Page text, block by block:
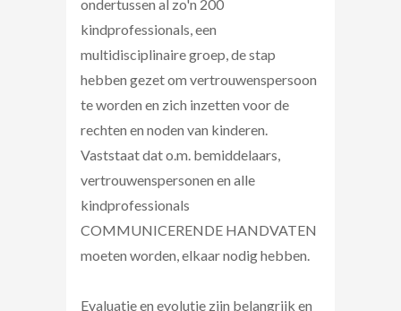
ondertussen al zo'n 200
kindprofessionals, een
multidisciplinaire groep, de stap
hebben gezet om vertrouwenspersoon
te worden en zich inzetten voor de
rechten en noden van kinderen.
Vaststaat dat o.m. bemiddelaars,
vertrouwenspersonen en alle
kindprofessionals
COMMUNICERENDE HANDVATEN
moeten worden, elkaar nodig hebben.
Evaluatie en evolutie zijn belangrijk en